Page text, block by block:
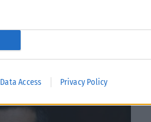
Data Access Privacy Policy
Send